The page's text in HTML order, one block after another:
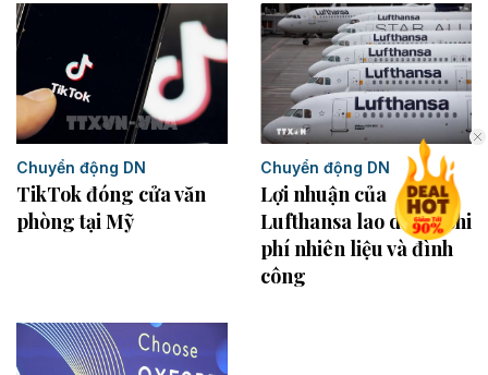
Chuyển động DN
TikTok đóng cửa văn
phòng tại Mỹ
Chuyển động DN
Lợi nhuận của
Lufthansa lao dốc vì chi
phí nhiên liệu và đình
công